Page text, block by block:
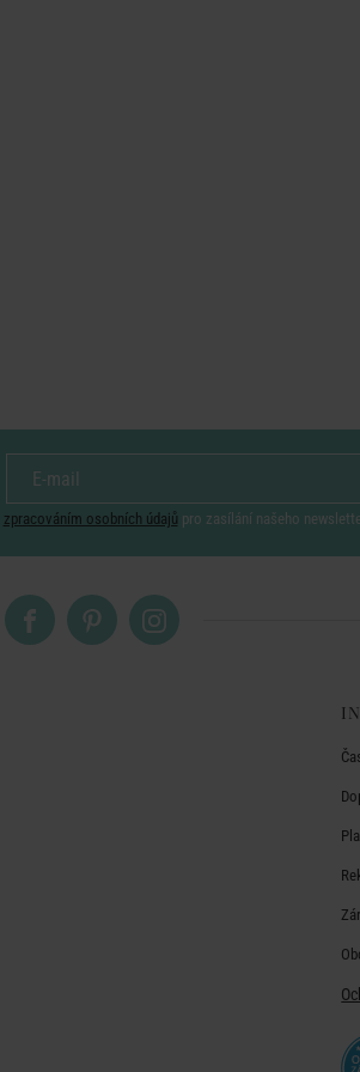
zpracováním osobních údajů pro zasílání našeho